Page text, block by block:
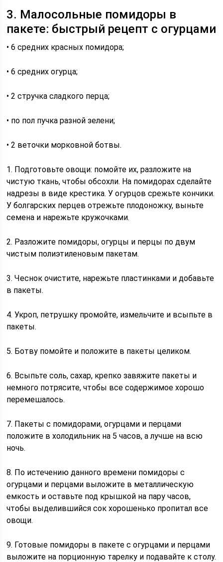
3. Малосольные помидоры в
пакете: быстрый рецепт с огурцами
• 6 средних красных помидора;
• 6 средних огурца;
• 2 стручка сладкого перца;
• по пол пучка разной зелени;
• 2 веточки морковной ботвы.
1. Подготовьте овощи: помойте их, разложите на
чистую ткань, чтобы обсохли. На помидорах сделайте
надрезы в виде крестика. У огурцов срежьте кончики.
У болгарских перцев отрежьте плодоножку, выньте
семена и нарежьте кружочками.
2. Разложите помидоры, огурцы и перцы по двум
чистым полиэтиленовым пакетам.
3. Чеснок очистите, нарежьте пластинками и добавьте
в пакеты.
4. Укроп, петрушку промойте, измельчите и всыпьте в
пакеты.
5. Ботву помойте и положите в пакеты целиком.
6. Всыпьте соль, сахар, крепко завяжите пакеты и
немного потрясите, чтобы все содержимое хорошо
перемешалось.
7. Пакеты с помидорами, огурцами и перцами
положите в холодильник на 5 часов, а лучше на всю
ночь.
8. По истечению данного времени помидоры с
огурцами и перцами выложите в металлическую
емкость и оставьте под крышкой на пару часов,
чтобы выделившийся сок хорошенько пропитал все
овощи.
9. Готовые помидоры в пакете с огурцами и перцами
выложите на порционную тарелку и подавайте к столу.